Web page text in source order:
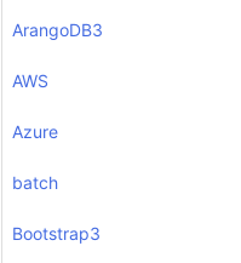
ArangoDB3
AWS
Azure
batch
Bootstrap3